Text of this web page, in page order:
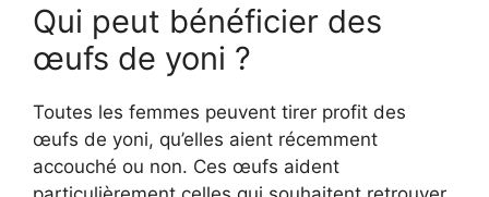
Qui peut bénéficier des
œufs de yoni ?
Toutes les femmes peuvent tirer profit des
œufs de yoni, qu’elles aient récemment
accouché ou non. Ces œufs aident